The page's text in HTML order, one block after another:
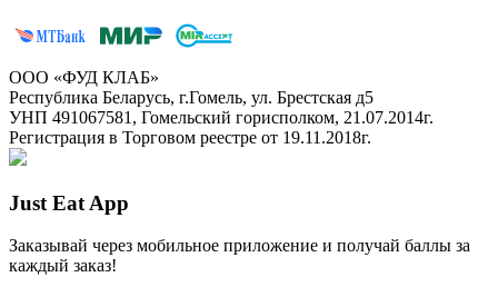
ООО «ФУД КЛАБ»
Республика Беларусь, г.Гомель, ул. Брестская д5
УНП 491067581, Гомельский горисполком, 21.07.2014г.
Регистрация в Торговом реестре от 19.11.2018г.
Just Eat App
Заказывай через мобильное приложение и получай баллы за
каждый заказ!